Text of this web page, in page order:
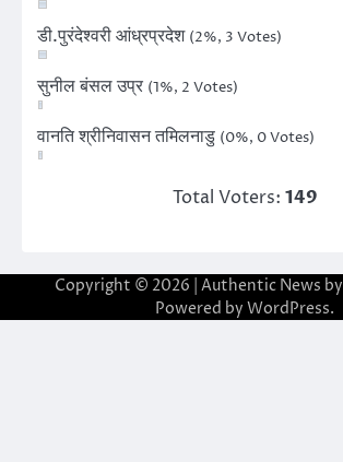
डी.पुरंदेश्वरी आंध्रप्रदेश (2%, 3 Votes)
सुनील बंसल उप्र (1%, 2 Votes)
वानति श्रीनिवासन तमिलनाडु (0%, 0 Votes)
Total Voters: 149
Copyright © 2026 | Authentic News by
Powered by WordPress.